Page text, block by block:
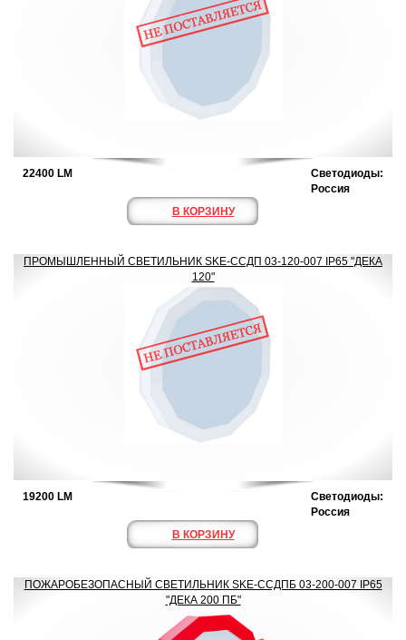
22400 LM
Светодиоды:
Россия
В КОРЗИНУ
ПРОМЫШЛЕННЫЙ СВЕТИЛЬНИК SKE-ССДП 03-120-007 IP65 "ДЕКА
120"
19200 LM
Светодиоды:
Россия
В КОРЗИНУ
ПОЖАРОБЕЗОПАСНЫЙ СВЕТИЛЬНИК SKE-ССДПБ 03-200-007 IP65
"ДЕКА 200 ПБ"